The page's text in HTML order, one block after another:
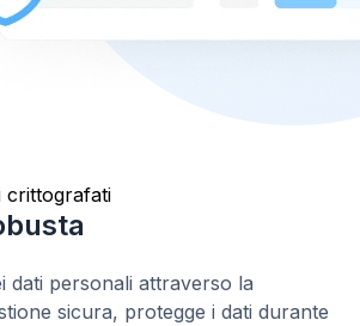
crittografati
dati personali attraverso la
sicura, protegge i dati durante